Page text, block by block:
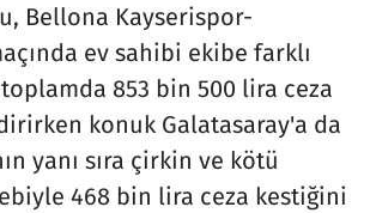
Bellona Kayserispor-
ev sahibi ekibe farklı
853 bin 500 lira ceza
konuk Galatasaray'a da
yanı sıra çirkin ve kötü
468 bin lira ceza kestiğini